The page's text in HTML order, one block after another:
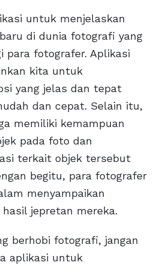
untuk menjelaskan
di dunia fotografi yang
para fotografer. Aplikasi
kita untuk
yang jelas dan tepat
dan cepat. Selain itu,
memiliki kemampuan
pada foto dan
terkait objek tersebut
begitu, para fotografer
menyampaikan
jepretan mereka.
berhobi fotografi, jangan
aplikasi untuk